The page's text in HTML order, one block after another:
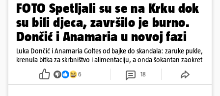
FOTO Spetljali su se na Krku dok
su bili djeca, završilo je burno.
Dončić i Anamaria u novoj fazi
Luka Dončić i Anamaria Goltes od bajke do skandala: zaruke pukle,
krenula bitka za skrbništvo i alimentaciju, a onda šokantan zaokret
6 18